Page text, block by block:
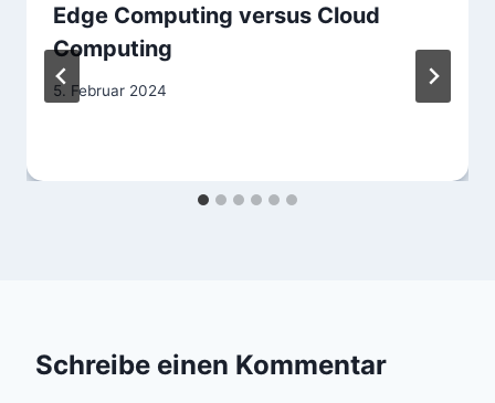
Edge Computing versus Cloud
Computing
5. Februar 2024
Schreibe einen Kommentar